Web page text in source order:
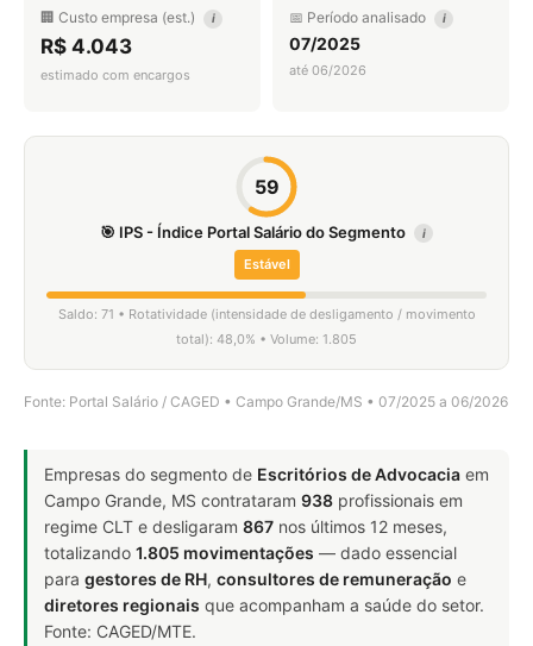
🏢 Custo empresa (est.) i
R$ 4.043
estimado com encargos
📅 Período analisado i
07/2025
até 06/2026
59
🎯 IPS - Índice Portal Salário do Segmento i
Estável
Saldo: 71 • Rotatividade (intensidade de desligamento / movimento
total): 48,0% • Volume: 1.805
Fonte: Portal Salário / CAGED • Campo Grande/MS • 07/2025 a 06/2026
Empresas do segmento de Escritórios de Advocacia em
Campo Grande, MS contrataram 938 profissionais em
regime CLT e desligaram 867 nos últimos 12 meses,
totalizando 1.805 movimentações — dado essencial
para gestores de RH, consultores de remuneração e
diretores regionais que acompanham a saúde do setor.
Fonte: CAGED/MTE.